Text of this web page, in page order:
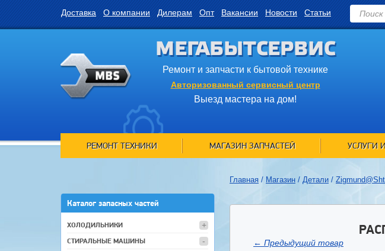
Доставка О компании Дилерам Опт Вакансии Новости Статьи
МЕГАБЫТСЕРВИС
Ремонт и запчасти к бытовой технике
Авторизованный сервисный центр
Выезд мастера на дом!
РЕМОНТ ТЕХНИКИ МАГАЗИН ЗАПЧАСТЕЙ УСЛУГИ
Каталог запасных частей
ХОЛОДИЛЬНИКИ
СТИРАЛЬНЫЕ МАШИНЫ
Главная / Магазин / Детали /
← Предыдущий товар